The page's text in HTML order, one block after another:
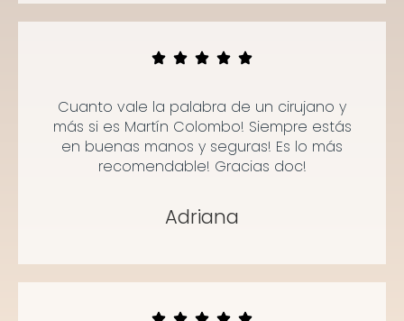
Cuanto vale la palabra de un cirujano y
más si es Martín Colombo! Siempre estás
en buenas manos y seguras! Es lo más
recomendable! Gracias doc!
Adriana